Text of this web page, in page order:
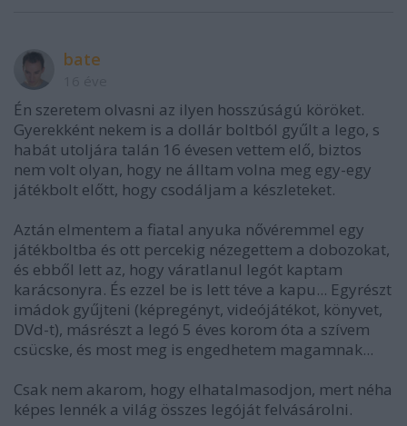
bate
Én szeretem olvasni az ilyen hosszúságú köröket.
Gyerekként nekem is a dollár boltból gyűlt a lego, s
habát utoljára talán 16 évesen vettem elő, biztos
nem volt olyan, hogy ne álltam volna meg egy-egy
játékbolt előtt, hogy csodáljam a készleteket.
Aztán elmentem a fiatal anyuka nővéremmel egy
játékboltba és ott percekig nézegettem a dobozokat,
és ebből lett az, hogy váratlanul legót kaptam
karácsonyra. És ezzel be is lett téve a kapu... Egyrészt
imádok gyűjteni (képregényt, videójátékot, könyvet,
DVd-t), másrészt a legó 5 éves korom óta a szívem
csücske, és most meg is engedhetem magamnak...
Csak nem akarom, hogy elhatalmasodjon, mert néha
képes lennék a világ összes legóját felvásárolni.